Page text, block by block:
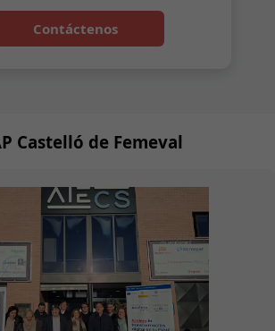
Contáctenos
Castelló de Femeval